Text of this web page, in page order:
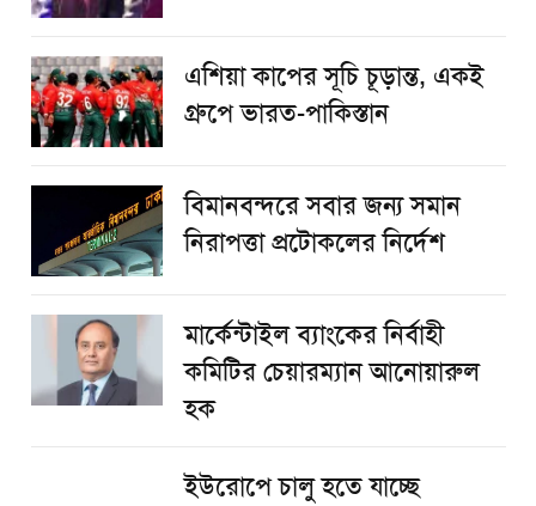
এশিয়া কাপের সূচি চূড়ান্ত, একই
গ্রুপে ভারত-পাকিস্তান
বিমানবন্দরে সবার জন্য সমান
নিরাপত্তা প্রটোকলের নির্দেশ
মার্কেন্টাইল ব্যাংকের নির্বাহী
কমিটির চেয়ারম্যান আনোয়ারুল
হক
ইউরোপে চালু হতে যাচ্ছে